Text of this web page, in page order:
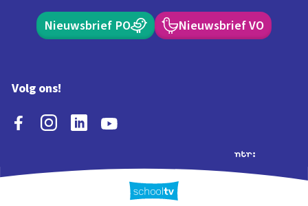
Nieuwsbrief PO Nieuwsbrief VO
Volg ons!